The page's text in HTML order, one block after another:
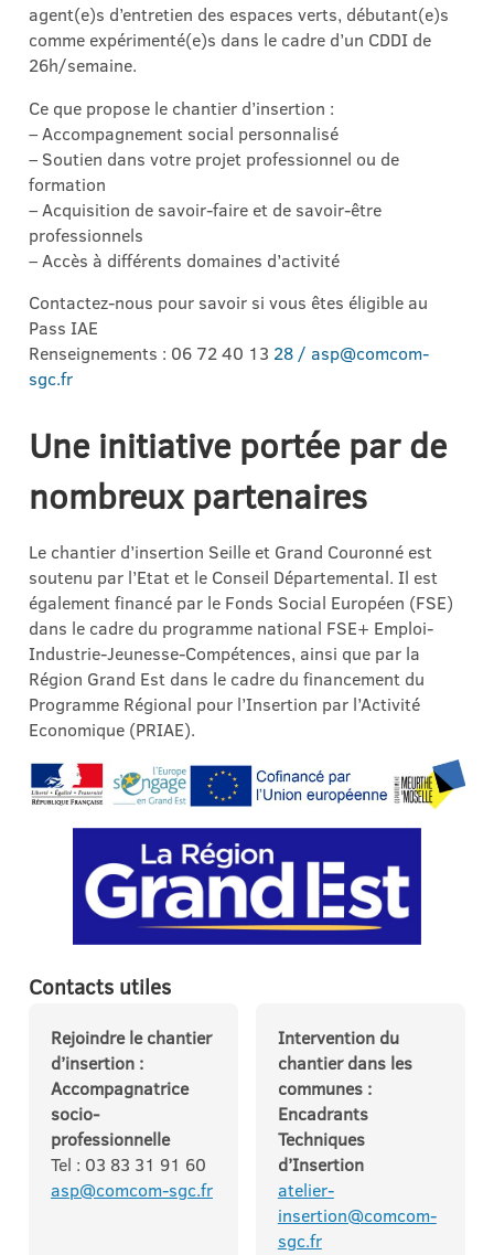
agent(e)s d’entretien des espaces verts, débutant(e)s
comme expérimenté(e)s dans le cadre d’un CDDI de
26h/semaine.
Ce que propose le chantier d’insertion :
– Accompagnement social personnalisé
– Soutien dans votre projet professionnel ou de
formation
– Acquisition de savoir-faire et de savoir-être
professionnels
– Accès à différents domaines d’activité
Contactez-nous pour savoir si vous êtes éligible au
Pass IAE
Renseignements : 06 72 40 13 28 / asp@comcom-
sgc.fr
Une initiative portée par de
nombreux partenaires
Le chantier d’insertion Seille et Grand Couronné est
soutenu par l’Etat et le Conseil Départemental. Il est
également financé par le Fonds Social Européen (FSE)
dans le cadre du programme national FSE+ Emploi-
Industrie-Jeunesse-Compétences, ainsi que par la
Région Grand Est dans le cadre du financement du
Programme Régional pour l’Insertion par l’Activité
Economique (PRIAE).
Contacts utiles
Rejoindre le chantier
d’insertion :
Accompagnatrice
socio-
professionnelle
Tel : 03 83 31 91 60
asp@comcom-sgc.fr
Intervention du
chantier dans les
communes :
Encadrants
Techniques
d’Insertion
atelier-
insertion@comcom-
sgc.fr